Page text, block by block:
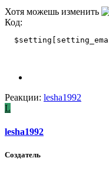
Хотя можешь изменить
Код:
Реакции: lesha1992
L
lesha1992
Создатель